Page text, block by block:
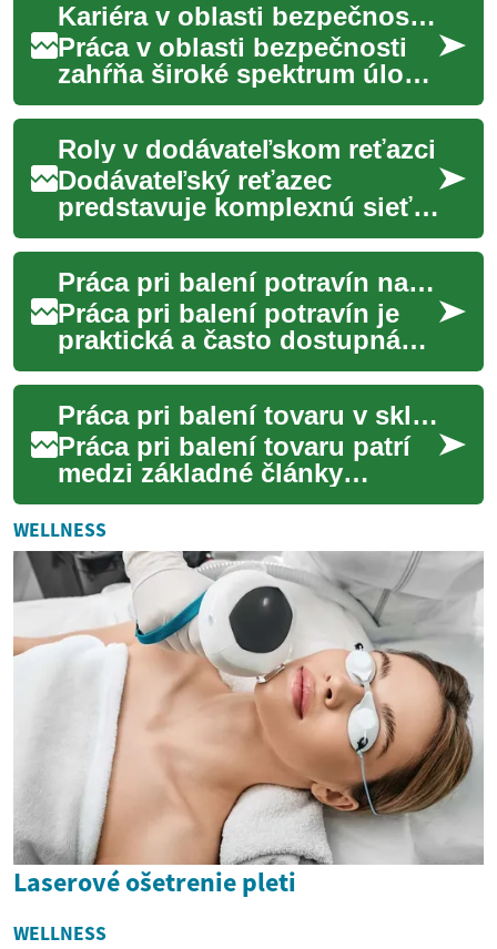
Kariéra v oblasti bezpečnosti: prehľad pracovných pozícií
Práca v oblasti bezpečnosti
zahŕňa široké spektrum úloh
od fyzickej ostrahy po
digitálnu ochranu majetku a
informácií...
Roly v dodávateľskom reťazci
Dodávateľský reťazec
predstavuje komplexnú sieť
procesov a aktivít, ktoré
zabezpečujú pohyb tovaru od
surovín až po k...
Práca pri balení potravín na Slovensku
Práca pri balení potravín je
praktická a často dostupná
možnosť zamestnania pre
ľudí s rôznymi skúsenosťami.
Tento čl...
Práca pri balení tovaru v skladoch a výrobe
Práca pri balení tovaru patrí
medzi základné články
dodávateľských reťazcov a
logistiky. Zabezpečuje, aby sa
výrobky ...
WELLNESS
Laserové ošetrenie pleti
WELLNESS